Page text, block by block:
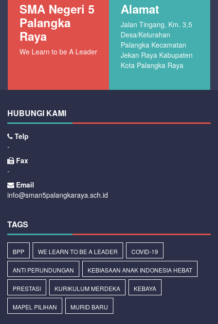
SMA Negeri 5
Palangka
Raya
We Learn to be A Leader
Alamat
Jalan Tingang, Km. 3,5
Desa/Kelurahan
Palangka Kecamatan
Jekan Raya Kabupaten
Kota Palangka Raya
HUBUNGI KAMI
Telp
-
Fax
-
Email
info@sman5palangkaraya.sch.id
TAGS
BPP WE LEARN TO BE A LEADER COVID-19
ANTI PERUNDUNGAN KEBIASAAN ANAK INDONESIA HEBAT
PRESTASI KURIKULUM MERDEKA KEBAYA
MAPEL PILIHAN MURID BARU